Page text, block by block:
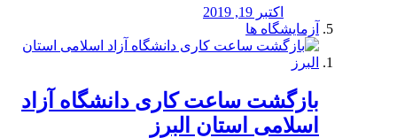
اکتبر 19, 2019
آزمایشگاه ها
بازگشت ساعت کاری دانشگاه آزاد
اسلامی استان البرز